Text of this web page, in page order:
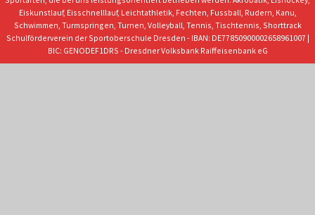
Eiskunstlauf, Eisschnelllauf, Leichtathletik, Fechten, Fussball, Rudern, Kanu,
Schwimmen, Turmspringen, Turnen, Volleyball, Tennis, Tischtennis, Shorttrack
Schulförderverein der Sportoberschule Dresden - IBAN: DE77850900002658961007 |
BIC: GENODEF1DRS - Dresdner Volksbank Raiffeisenbank eG